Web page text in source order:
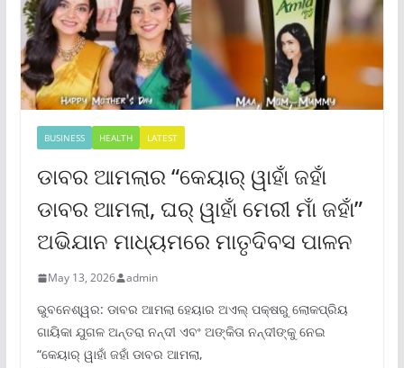
BUSINESS HEALTH LATEST
ଡାବର ଆମଲାର “କେୟାର୍ ୱାହାଁ ଜହାଁ
ଡାବର ଆମଲା, ଘର୍ ୱାହାଁ ମେରୀ ମାଁ ଜହାଁ”
ଅଭିଯାନ ମାଧ୍ୟମରେ ମାତୃଦିବସ ପାଳନ
May 13, 2026 admin
ଭୁବନେଶ୍ୱର: ଡାବର ଆମଲା ହେୟାର ଅଏଲ୍ ପକ୍ଷରୁ ଲୋକପ୍ରିୟ
ଗାୟିକା ଯୁଗଳ ଅନ୍ତରା ନନ୍ଦୀ ଏବଂ ଅଙ୍କିତା ନନ୍ଦୀଙ୍କୁ ନେଇ
“କେୟାର୍ ୱାହାଁ ଜହାଁ ଡାବର ଆମଲା,